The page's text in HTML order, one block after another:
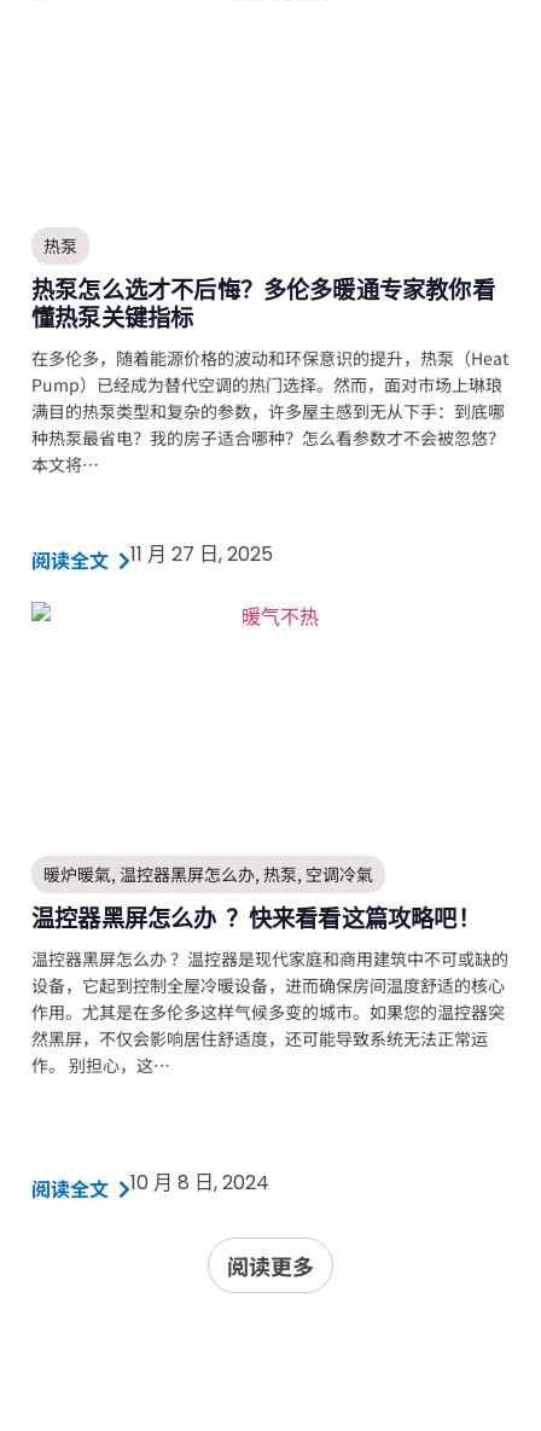
热泵
热泵怎么选才不后悔？多伦多暖通专家教你看
懂热泵关键指标
在多伦多，随着能源价格的波动和环保意识的提升，热泵（Heat
Pump）已经成为替代空调的热门选择。然而，面对市场上琳琅
满目的热泵类型和复杂的参数，许多屋主感到无从下手：到底哪
种热泵最省电？我的房子适合哪种？怎么看参数才不会被忽悠？
本文将…
阅读全文 11 月 27 日, 2025
暖炉暖氣, 温控器黑屏怎么办, 热泵, 空调冷氣
温控器黑屏怎么办 ？快来看看这篇攻略吧！
温控器黑屏怎么办 ？温控器是现代家庭和商用建筑中不可或缺的
设备，它起到控制全屋冷暖设备，进而确保房间温度舒适的核心
作用。尤其是在多伦多这样气候多变的城市。如果您的温控器突
然黑屏，不仅会影响居住舒适度，还可能导致系统无法正常运
作。 别担心，这…
阅读全文 10 月 8 日, 2024
阅读更多